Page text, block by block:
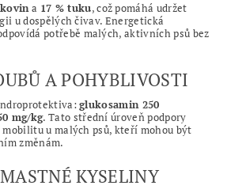
a 17 % tuku, což pomáhá udržet
u dospělých čivav. Energetická
potřebě malých, aktivních psů bez
A POHYBLIVOSTI
glukosamin 250
mg/kg. Tato střední úroveň podpory
u malých psů, kteří mohou být
změnám.
KYSELINY